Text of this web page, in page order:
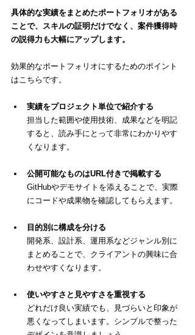
具体的な実績をまとめたポートフォリオがある
ことで、スキルの証明だけでなく、案件獲得時
の説得力も大幅にアップします。
効果的なポートフォリオにするためのポイント
はこちらです。
実績をプロジェクト単位で紹介する
担当した範囲や使用技術、成果などを明記
すると、読み手にとって非常にわかりやす
くなります。
公開可能なものはURL付きで掲載する
GitHubやデモサイトを添えることで、実際
にコードや成果物を確認してもらえます。
目的別に構成を分ける
開発系、設計系、運用系などジャンル別に
まとめることで、クライアントの興味に合
わせやすくなります。
使いやすさと見やすさを重視する
どれだけ良い実績でも、見づらいと印象が
悪くなってしまいます。シンプルで整った